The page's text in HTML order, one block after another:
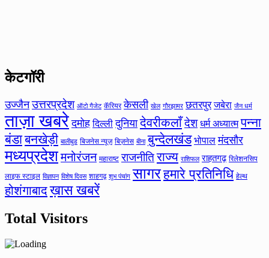
केटगॉरी
उज्जैन उत्तरप्रदेश ऑटो गैजेट कॅरियर केसली खेल गौरझामर छतरपुर जबेरा जैन धर्म
ताज़ा खबरे दमोह दिल्ली दुनिया देवरीकलाँदेश धर्म अध्यात्म पन्ना
बंडाबनखेड़ी बालीबुड बिजनेस न्यूज़ बिज़नेस बीना बुन्देलखंड भोपाल मंदसौर
मध्यप्रदेशमनोरंजन महाराष्ट राजनीतिराज्य राशिफल राहतगढ़ रिलेशनसिप
लाइफ स्टाइल विज्ञापन विशेष दिवस शाहगढ़ शुभ पंचांग सागरहमारे प्रतिनिधि हेल्थ
होशंगाबादख़ास खबरें
Total Visitors